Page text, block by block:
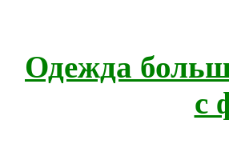
Одежда
с